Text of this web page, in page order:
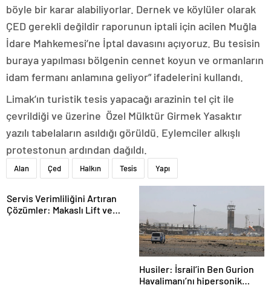
böyle bir karar alabiliyorlar. Dernek ve köylüler olarak
ÇED gerekli değildir raporunun iptali için acilen Muğla
İdare Mahkemesi’ne İptal davasını açıyoruz. Bu tesisin
buraya yapılması bölgenin cennet koyun ve ormanların
idam fermanı anlamına geliyor” ifadelerini kullandı.
Limak’ın turistik tesis yapacağı arazinin tel çit ile
çevrildiği ve üzerine Özel Mülktür Girmek Yasaktır
yazılı tabelaların asıldığı görüldü. Eylemciler alkışlı
protestonun ardından dağıldı.
Alan Çed Halkın Tesis Yapı
Servis Verimliliğini Artıran
Çözümler: Makaslı Lift ve
Husiler: İsrail’in Ben Gurion
Havalimanı’nı hipersonik